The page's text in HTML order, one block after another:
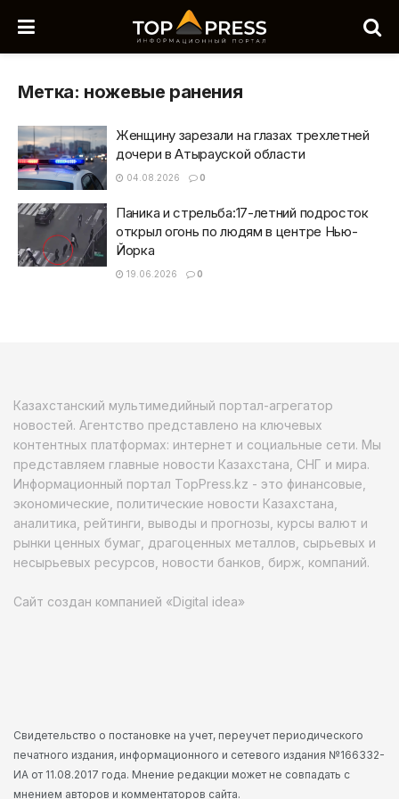
Метка: ножевые ранения
Женщину зарезали на глазах трехлетней
дочери в Атырауской области
04.08.2026 0
Паника и стрельба:17-летний подросток
открыл огонь по людям в центре Нью-
Йорка
19.06.2026 0
Казахстанский мультимедийный портал-агрегатор
новостей. Агентство представлено на ключевых
контентных платформах: интернет и социальные сети. Мы
представляем главные новости Казахстана, СНГ и мира.
Информационный портал TopPress.kz - это финансовые,
экономические, политические новости Казахстана,
аналитика, рейтинги, выводы и прогнозы, курсы валют и
рынки ценных бумаг, драгоценных металлов, сырьевых и
несырьевых ресурсов, новости банков, бирж, компаний.
Сайт создан компанией «Digital idea»
Свидетельство о постановке на учет, переучет периодического
печатного издания, информационного и сетевого издания №166332-
ИА от 11.08.2017 года. Мнение редакции может не совпадать с
мнением авторов и комментаторов сайта.